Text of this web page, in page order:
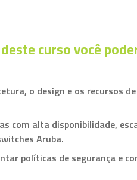
curso você
o design e os recursos
com alta disponibilidade,
Aruba.
políticas de segurança e